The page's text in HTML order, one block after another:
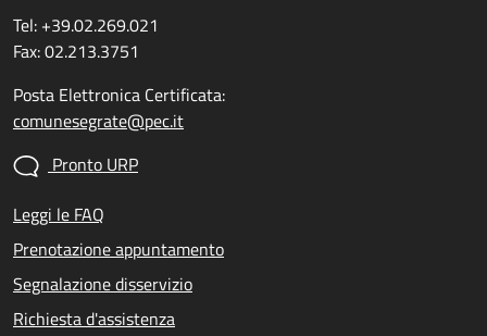
Tel: +39.02.269.021
Fax: 02.213.3751
Posta Elettronica Certificata:
comunesegrate@pec.it
Pronto URP
Leggi le FAQ
Prenotazione appuntamento
Segnalazione disservizio
Richiesta d'assistenza